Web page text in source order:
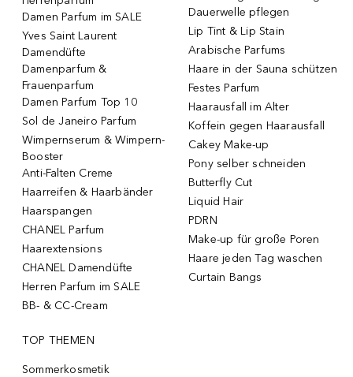
Damen Parfum im SALE
Yves Saint Laurent
Damendüfte
Damenparfum &
Frauenparfum
Damen Parfum Top 10
Sol de Janeiro Parfum
Wimpernserum & Wimpern-
Booster
Anti-Falten Creme
Haarreifen & Haarbänder
Haarspangen
CHANEL Parfum
Haarextensions
CHANEL Damendüfte
Herren Parfum im SALE
BB- & CC-Cream
Dauerwelle pflegen
Lip Tint & Lip Stain
Arabische Parfums
Haare in der Sauna schützen
Festes Parfum
Haarausfall im Alter
Koffein gegen Haarausfall
Cakey Make-up
Pony selber schneiden
Butterfly Cut
Liquid Hair
PDRN
Make-up für große Poren
Haare jeden Tag waschen
Curtain Bangs
TOP THEMEN
Sommerkosmetik